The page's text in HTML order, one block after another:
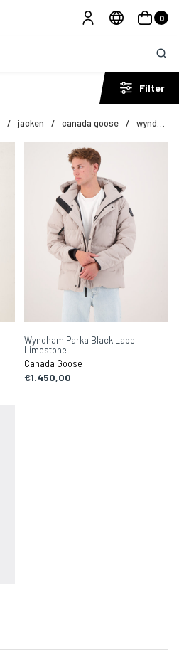
0
Filter
/ jacken / canada goose / wyndham
Wyndham Parka Black Label
Limestone
Canada Goose
€1.450,00